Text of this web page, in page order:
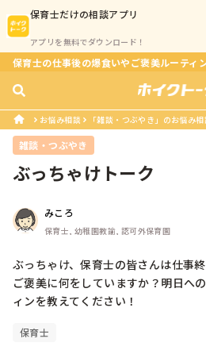
保育士だけの相談アプリ
アプリを無料でダウンロード！
保育士の仕事後の爆食いやご褒美ルーティ
お悩み相談 「雑談・つぶやき」のお悩み相
雑談・つぶやき
ぶっちゃけトーク
みころ
保育士, 幼稚園教諭, 認可外保育園
ぶっちゃけ、保育士の皆さんは仕事
ご褒美に何をしていますか？明日へ
保育士